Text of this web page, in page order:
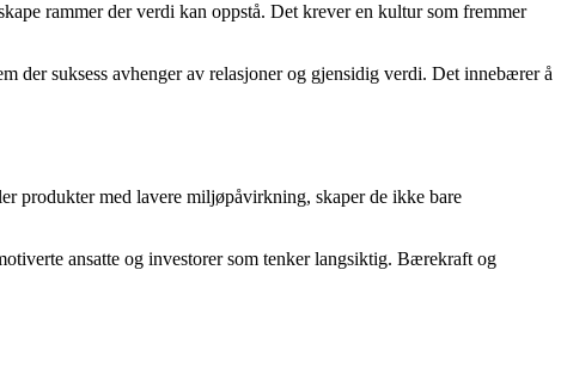
rammer der verdi kan oppstå. Det krever en kultur som fremmer
der suksess avhenger av relasjoner og gjensidig verdi. Det innebærer å
produkter med lavere miljøpåvirkning, skaper de ikke bare
ansatte og investorer som tenker langsiktig. Bærekraft og